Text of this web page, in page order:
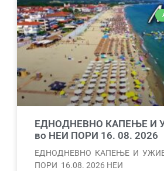
ЕДНОДНЕВНО КАПЕЊЕ И
во НЕИ ПОРИ 16. 08. 2026
ЕДНОДНЕВНО КАПЕЊЕ И
ПОРИ 16.08. 2026 НЕИ